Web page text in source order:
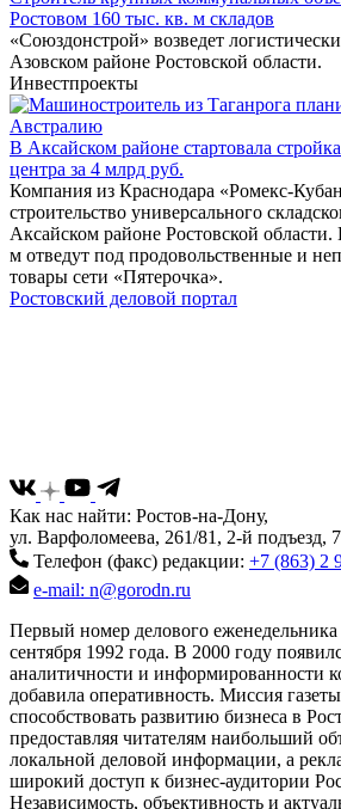
Ростовом 160 тыс. кв. м складов
«Союздонстрой» возведет
Азовском районе Ростовской области.
Инвестпроекты
В Аксайском районе стартовала
центра за 4 млрд руб.
Компания из Краснодара «Ромекс-
строительство универсального
Аксайском районе Ростовской
м отведут под продовольственные и
товары сети «Пятерочка».
Ростовский деловой портал
Как нас найти: Ростов-на-Дону,
ул. Варфоломеева, 261/81, 2-й подъезд,
Телефон (факс) редакции: +7 (863) 2
e-mail: n@gorodn.ru
Первый номер делового
сентября 1992 года. В 2000 году
аналитичности и информированности
добавила оперативность. Миссия
способствовать развитию бизнеса в
предоставляя читателям наибольший
локальной деловой информации, а
широкий доступ к бизнес-аудитории
Независимость, объективность и